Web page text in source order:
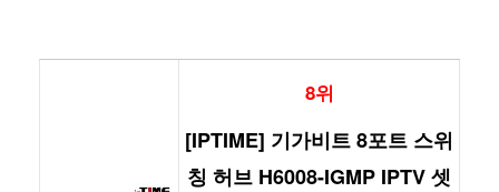
8위
[IPTIME] 기가비트 8포트 스위
칭 허브 H6008-IGMP IPTV 셋